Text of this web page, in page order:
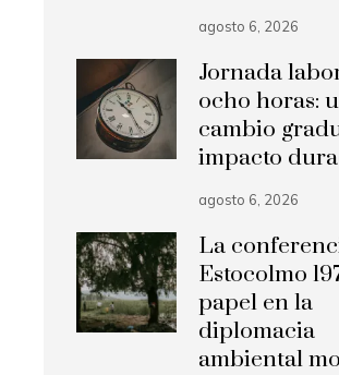
agosto 6, 2026
Jornada
ocho horas:
cambio
impacto
agosto 6, 2026
La
Estocolmo
papel en la
diplomacia
ambiental